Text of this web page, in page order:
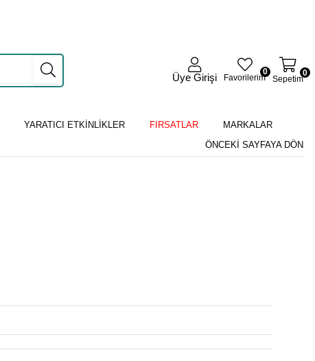
Üye Girişi Favorilerim
0
Sepetim
0
YARATICI ETKİNLİKLER FIRSATLAR
MARKALAR
ÖNCEKI SAYFAYA DÖN